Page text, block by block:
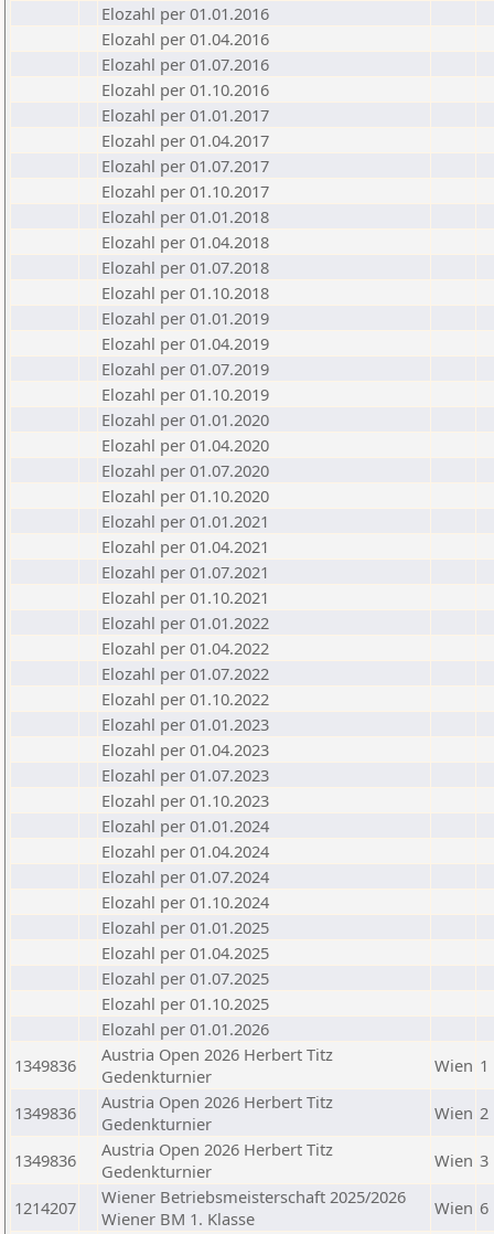
Elozahl per 01.01.2016
Elozahl per 01.04.2016
Elozahl per 01.07.2016
Elozahl per 01.10.2016
Elozahl per 01.01.2017
Elozahl per 01.04.2017
Elozahl per 01.07.2017
Elozahl per 01.10.2017
Elozahl per 01.01.2018
Elozahl per 01.04.2018
Elozahl per 01.07.2018
Elozahl per 01.10.2018
Elozahl per 01.01.2019
Elozahl per 01.04.2019
Elozahl per 01.07.2019
Elozahl per 01.10.2019
Elozahl per 01.01.2020
Elozahl per 01.04.2020
Elozahl per 01.07.2020
Elozahl per 01.10.2020
Elozahl per 01.01.2021
Elozahl per 01.04.2021
Elozahl per 01.07.2021
Elozahl per 01.10.2021
Elozahl per 01.01.2022
Elozahl per 01.04.2022
Elozahl per 01.07.2022
Elozahl per 01.10.2022
Elozahl per 01.01.2023
Elozahl per 01.04.2023
Elozahl per 01.07.2023
Elozahl per 01.10.2023
Elozahl per 01.01.2024
Elozahl per 01.04.2024
Elozahl per 01.07.2024
Elozahl per 01.10.2024
Elozahl per 01.01.2025
Elozahl per 01.04.2025
Elozahl per 01.07.2025
Elozahl per 01.10.2025
Elozahl per 01.01.2026
1349836
Austria Open 2026 Herbert Titz
Gedenkturnier
Wien 1
1349836
Austria Open 2026 Herbert Titz
Gedenkturnier
Wien 2
1349836
Austria Open 2026 Herbert Titz
Gedenkturnier
Wien 3
1214207
Wiener Betriebsmeisterschaft 2025/2026
Wiener BM 1. Klasse
Wien 6